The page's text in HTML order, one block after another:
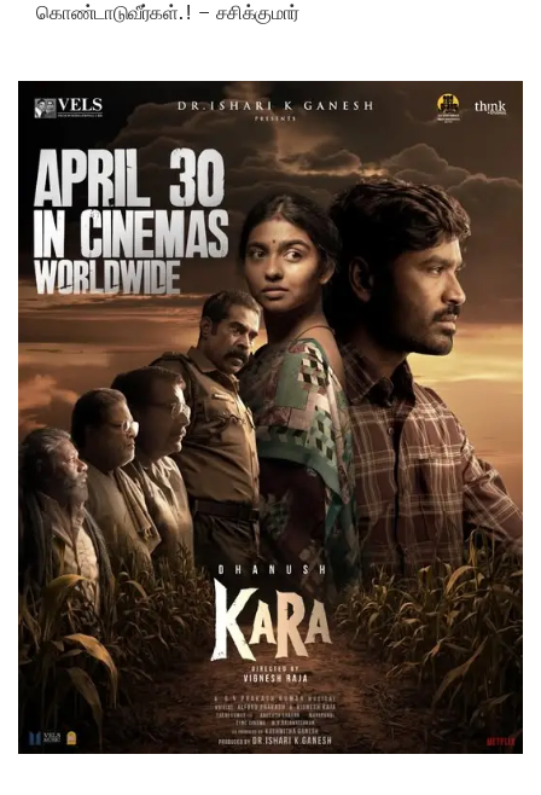
கொண்டாடுவீர்கள்.! – சசிக்குமார்